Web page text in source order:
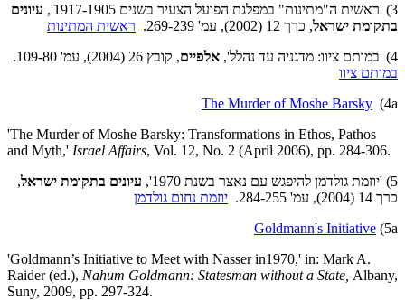
3) 'ראשית ה"מתינות" במפלגת הפועל הצעיר בשנים 1917-1905',
עיונים
בתקומת ישראל, כרך 12 (2002), עמ' 269-239.
ראשית המתינות
4) 'במותם ציוו: מדגניה עד נהלל',
אלפיים, קובץ 26 (2004), עמ' 109-80.
במותם ציוו
The Murder of Moshe Barsky (4a
'The Murder of Moshe Barsky: Transformations in Ethos, Pathos
and Myth,' Israel Affairs, Vol. 12, No. 2 (April 2006), pp. 284-306.
5) 'יוזמת גולדמן להיפגש עם נאצר בשנת 1970',
עיונים בתקומת ישראל,
כרך 14 (2004), עמ' 284-255.
יוזמת נחום גולדמן
Goldmann's Initiative (5a
'Goldmann’s Initiative to Meet with Nasser in1970,' in: Mark A.
Raider (ed.), Nahum Goldmann: Statesman without a State, Albany,
Suny, 2009, pp. 297-324.